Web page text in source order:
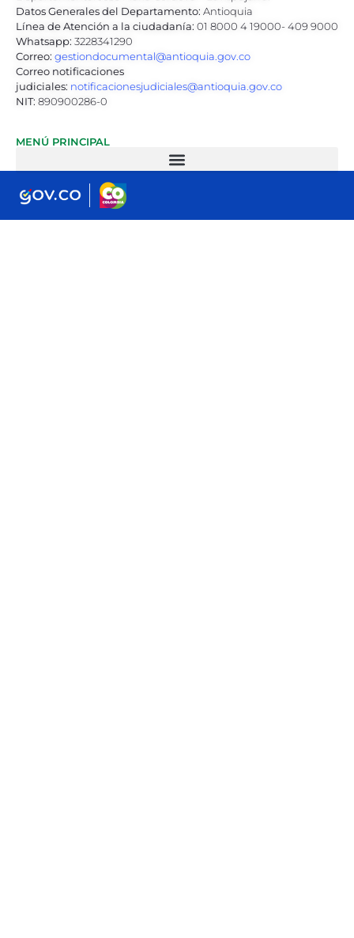
Datos Generales del Departamento: Antioquia
Línea de Atención a la ciudadanía: 01 8000 4 19000- 409 9000
Whatsapp: 3228341290
Correo: gestiondocumental@antioquia.gov.co
Correo notificaciones
judiciales: notificacionesjudiciales@antioquia.gov.co
NIT: 890900286-0
MENÚ PRINCIPAL